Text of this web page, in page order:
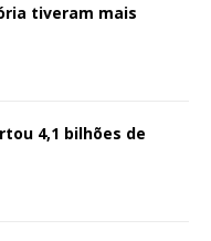
tiveram mais
4,1 bilhões de